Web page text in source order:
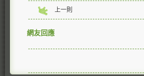
上一則
網友回應